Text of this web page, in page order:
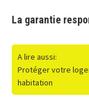
La garantie
A lire aussi:
Protéger votre
habitation